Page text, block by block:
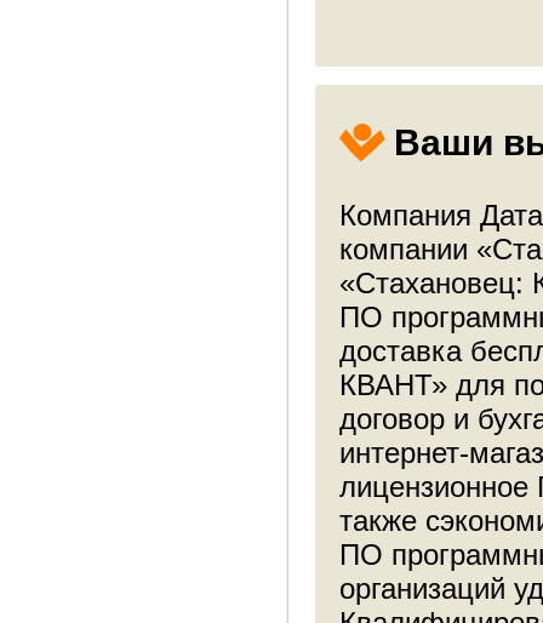
Ваши
Компания
компании
«Стахановец:
ПО
доставка
КВАНТ» для
договор и
интернет-
также
ПО
организаций